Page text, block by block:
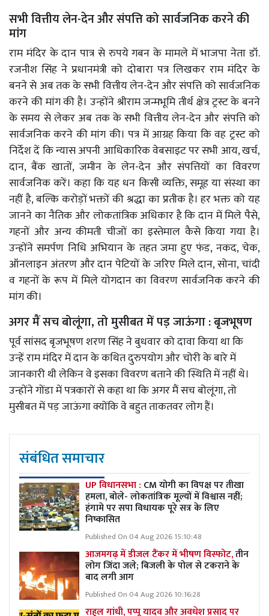
सभी वित्तीय लेन-देन और संपत्ति को सार्वजनिक करने की
मांग
राम मंदिर के दान पात्र से रुपये गबन के मामले में भाजपा नेता डॉ.
रजनीश सिंह ने प्रधानमंत्री को दोबारा पत्र लिखकर राम मंदिर के
बनने से अब तक के सभी वित्तीय लेन-देन और संपत्ति को सार्वजनिक
करने की मांग की है। उन्होंने श्रीराम जन्मभूमि तीर्थ क्षेत्र ट्रस्ट के बनने
के समय से लेकर अब तक के सभी वित्तीय लेन-देन और संपत्ति को
सार्वजनिक करने की मांग की। पत्र में आग्रह किया कि वह ट्रस्ट को
निर्देश दें कि न्यास अपनी आधिकारिक वेबसाइट पर सभी आय, खर्च,
दान, बैंक खातों, जमीन के लेन-देन और संपत्तियों का विवरण
सार्वजनिक करें। कहा कि यह धन किसी व्यक्ति, समूह या संस्था का
नहीं है, बल्कि करोड़ों भक्तों की श्रद्धा का प्रतीक है। हर भक्त को यह
जानने का नैतिक और लोकतांत्रिक अधिकार है कि दान में मिले पैसे,
गहनों और अन्य कीमती चीजों का इस्तेमाल कैसे किया गया है।
उन्होंने समर्पण निधि अभियान के तहत जमा हुए फंड, नकद, चेक,
ऑनलाइन अंतरण और दान पेटियों के जरिए मिले दान, सोना, चांदी
व गहनों के रूप में मिले योगदान का विवरण सार्वजनिक करने की
मांग की।
अगर मैं सच बोलूंगा, तो मुसीबत में पड़ जाऊंगा : बृजभूषण
पूर्व सांसद बृजभूषण शरण सिंह ने बुधवार को दावा किया था कि
उन्हें राम मंदिर में दान के कथित दुरुपयोग और चोरी के बारे में
जानकारी थी लेकिन वे इसका विवरण बताने की स्थिति में नहीं थे।
उन्होंने गोंडा में पत्रकारों से कहा था कि अगर मैं सच बोलूंगा, तो
मुसीबत में पड़ जाऊंगा क्योंकि वे बहुत ताकतवर लोग हैं।
संबंधित समाचार
UP विधानसभा : CM योगी का विपक्ष पर तीखा
हमला, बोले- लोकतांत्रिक मूल्यों में विश्वास नहीं;
हंगामे पर सपा विधायक पूरे सत्र के लिए
निष्कासित
Published On 04 Aug 2026 15:10:48
आजमगढ़ में डीजल टैंकर में भीषण विस्फोट,तीन
लोग जिंदा जले; बिजली के पोल से टकराने के
बाद लगी आग
Published On 04 Aug 2026 10:16:28
राहुल गांधी, पप्पू यादव और अवधेश प्रसाद पर